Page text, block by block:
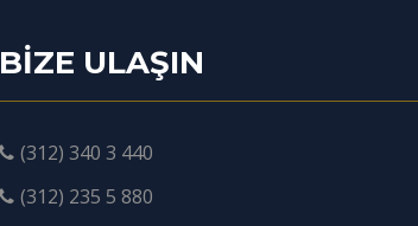
BIZE ULAŞIN
(312) 340 3 440
(312) 235 5 880